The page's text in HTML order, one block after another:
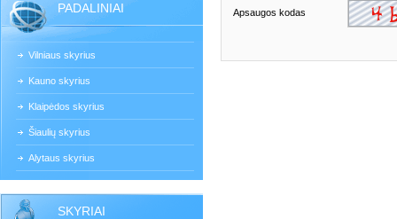
PADALINIAI
Vilniaus skyrius
Kauno skyrius
Klaipėdos skyrius
Šiaulių skyrius
Alytaus skyrius
SKYRIAI
Apsaugos kodas